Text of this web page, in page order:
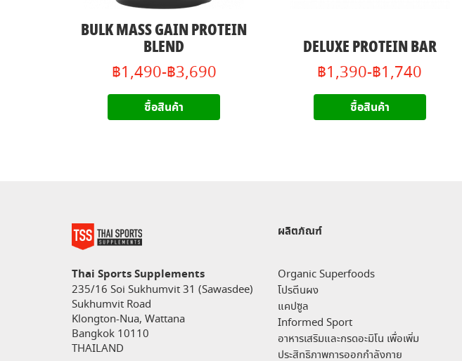
BULK MASS GAIN PROTEIN
BLEND
฿1,490-฿3,690
ซื้อสินค้า
DELUXE PROTEIN BAR
฿1,390-฿1,740
ซื้อสินค้า
Thai Sports Supplements
235/16 Soi Sukhumvit 31 (Sawasdee)
Sukhumvit Road
Klongton-Nua, Wattana
Bangkok 10110
THAILAND
ผลิตภัณฑ์
Organic Superfoods
โปรตีนผง
แคปซูล
Informed Sport
อาหารเสริมและกรดอะมิโน เพื่อเพิ่ม
ประสิทธิภาพการออกกำลังกาย